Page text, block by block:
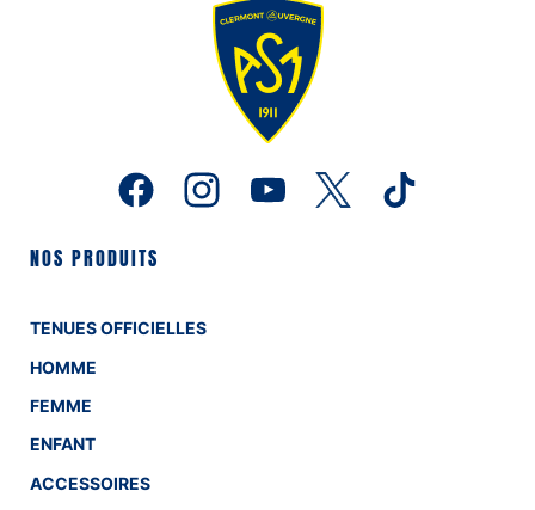
NOS PRODUITS
TENUES OFFICIELLES
HOMME
FEMME
ENFANT
ACCESSOIRES